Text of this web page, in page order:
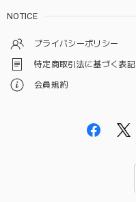
NOTICE
プライバシーポリシー
特定商取引法に基づく表記
会員規約